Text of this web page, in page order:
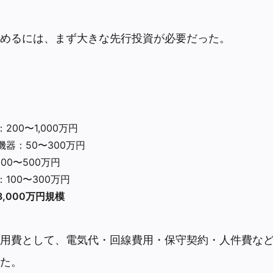
るには、まず大きな先行投資が必要だった。
200〜1,000万円
器：50〜300万円
〜500万円
100〜300万円
万円規模
費として、電気代・回線費用・保守契約・人件費な
。